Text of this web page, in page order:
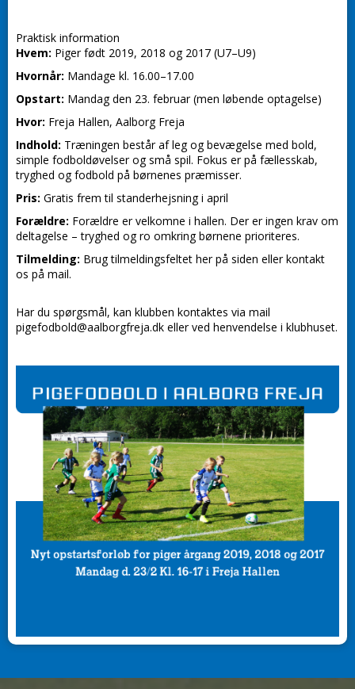
Praktisk information
Hvem: Piger født 2019, 2018 og 2017 (U7–U9)
Hvornår: Mandage kl. 16.00–17.00
Opstart: Mandag den 23. februar (men løbende optagelse)
Hvor: Freja Hallen, Aalborg Freja
Indhold: Træningen består af leg og bevægelse med bold,
simple fodboldøvelser og små spil. Fokus er på fællesskab,
tryghed og fodbold på børnenes præmisser.
Pris: Gratis frem til standerhejsning i april
Forældre: Forældre er velkomne i hallen. Der er ingen krav om
deltagelse – tryghed og ro omkring børnene prioriteres.
Tilmelding: Brug tilmeldingsfeltet her på siden eller kontakt
os på mail.
Har du spørgsmål, kan klubben kontaktes via mail
pigefodbold@aalborgfreja.dk eller ved henvendelse i klubhuset.